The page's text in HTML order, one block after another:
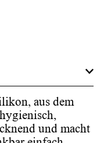
aus dem
und macht